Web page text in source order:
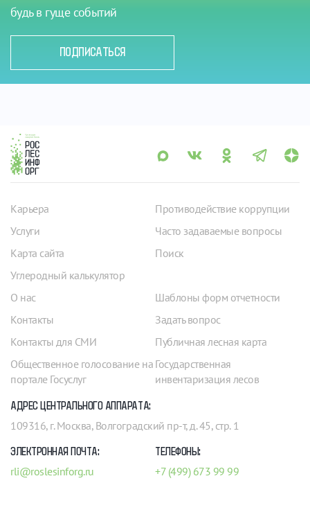
будь в гуще событий
ПОДПИСАТЬСЯ
Карьера
Услуги
Карта сайта
Углеродный калькулятор
Противодействие коррупции
Часто задаваемые вопросы
Поиск
О нас
Контакты
Контакты для СМИ
Общественное голосование на
портале Госуслуг
Шаблоны форм отчетности
Задать вопрос
Публичная лесная карта
Государственная
инвентаризация лесов
АДРЕС ЦЕНТРАЛЬНОГО АППАРАТА:
109316, г. Москва, Волгоградский пр-т, д. 45, стр. 1
ЭЛЕКТРОННАЯ ПОЧТА:
rli@roslesinforg.ru
ТЕЛЕФОНЫ:
+7 (499) 673 99 99